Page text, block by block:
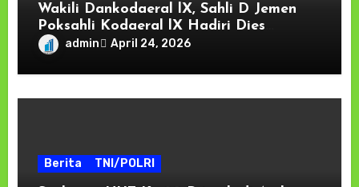
Wakili Dankodaeral lX, Sahli D Jemen
Poksahli Kodaeral lX Hadiri Dies
Natalis ke-63 dan Wisuda Ribuan
Sarjana Unpatti
admin April 24, 2026
Berita TNI/POLRI